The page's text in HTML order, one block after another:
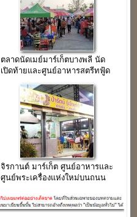
ตลาดนัดเมย์มาร์เก็ตบางพลี นัด
เปิดท้ายและศูนย์อาหารสตรีทฟู้ด
จิรกานต์ มาร์เก็ต ศูนย์อาหารและ
ศูนย์พระเครื่องแห่งใหม่บนถนน